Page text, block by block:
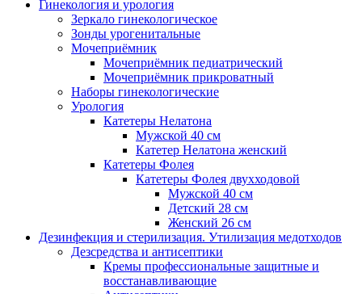
Гинекология и урология
Зеркало гинекологическое
Зонды урогенитальные
Мочеприёмник
Мочеприёмник педиатрический
Мочеприёмник прикроватный
Наборы гинекологические
Урология
Катетеры Нелатона
Мужской 40 см
Катетер Нелатона женский
Катетеры Фолея
Катетеры Фолея двухходовой
Мужской 40 см
Детский 28 см
Женский 26 см
Дезинфекция и стерилизация. Утилизация медотходов
Дезсредства и антисептики
Кремы профессиональные защитные и
восстанавливающие